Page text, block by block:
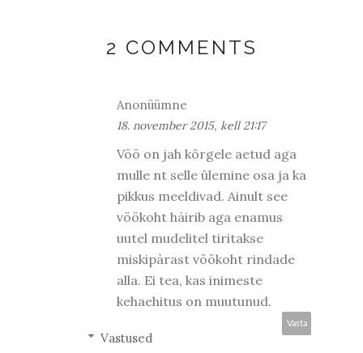
2 COMMENTS
Anonüümne
18. november 2015, kell 21:17
Vöö on jah kôrgele aetud aga
mulle nt selle ûlemine osa ja ka
pikkus meeldivad. Ainult see
vöökoht hàirib aga enamus
uutel mudelitel tiritakse
miskipàrast vöökoht rindade
alla. Ei tea, kas inimeste
kehaehitus on muutunud.
Vasta
Vastused